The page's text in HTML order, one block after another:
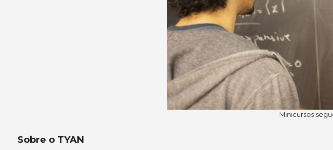
Minicursos
Sobre o TYAN